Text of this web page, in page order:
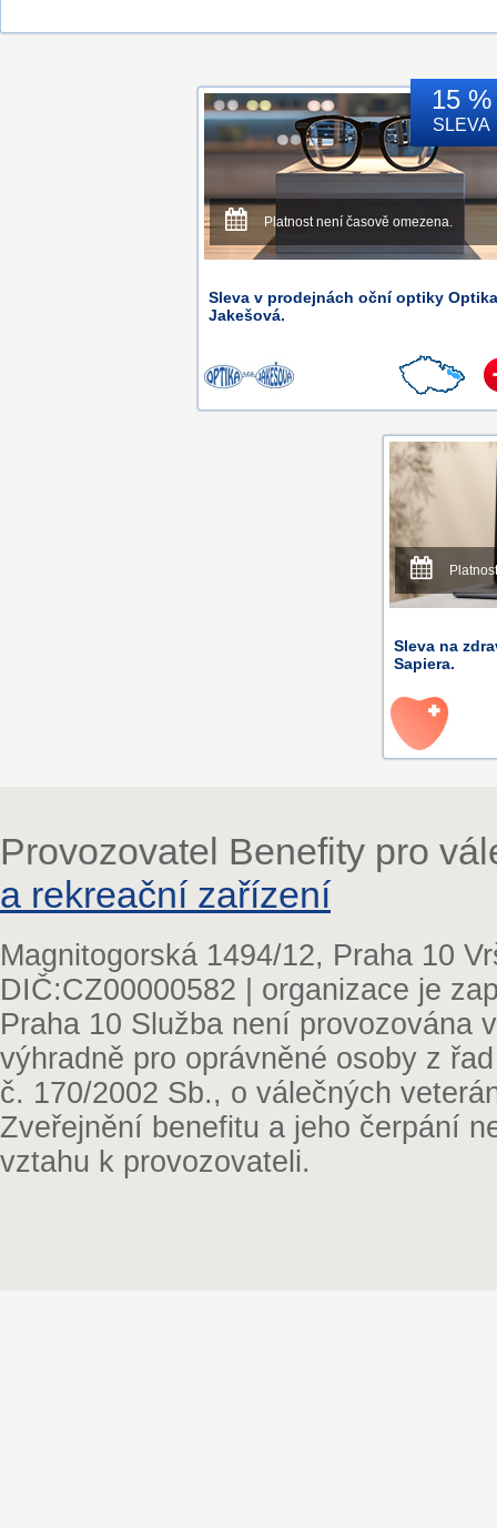
15 %
SLEVA
Platnost není časově omezena.
Sleva v prodejnách oční optiky
Jakešová.
Sleva na
Sapiera.
Provozovatel Benefity pro
a rekreační zařízení
Magnitogorská 1494/12, Praha 10
DIČ:CZ00000582 | organizace je
Praha 10 Služba není provozována
výhradně pro oprávněné osoby z
č. 170/2002 Sb., o válečných
Zveřejnění benefitu a jeho čerpání
vztahu k provozovateli.